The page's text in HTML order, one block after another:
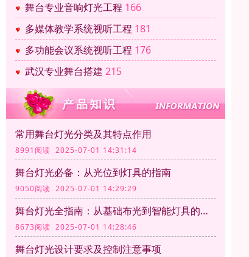
舞台专业音响灯光工程 166
多媒体教学系统视听工程 181
多功能会议系统视听工程 176
武汉专业舞台搭建 215
常用舞台灯光分类及其特点作用
8991阅读 2025-07-01 14:31:14
舞台灯光必备：从光位到灯具的指南
9050阅读 2025-07-01 14:29:29
舞台灯光全指南：从基础布光到智能灯具的应用
8673阅读 2025-07-01 14:28:46
舞台灯光设计要求及控制注意事项